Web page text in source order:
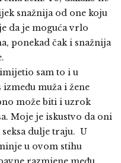
snažnija od one koju
da je moguća vrlo
ponekad čak i snažnija
sam to i u
muža i žene
može biti i uzrok
Moje je iskustvo da oni
dulje traju. U
u ovom stihu